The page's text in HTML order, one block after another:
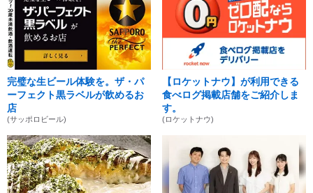
完璧な生ビール体験を。ザ・パ
ーフェクト黒ラベルが飲めるお
店
(サッポロビール)
【ロケットナウ】が利用できる
食べログ掲載店舗をご紹介しま
す。
(ロケットナウ)